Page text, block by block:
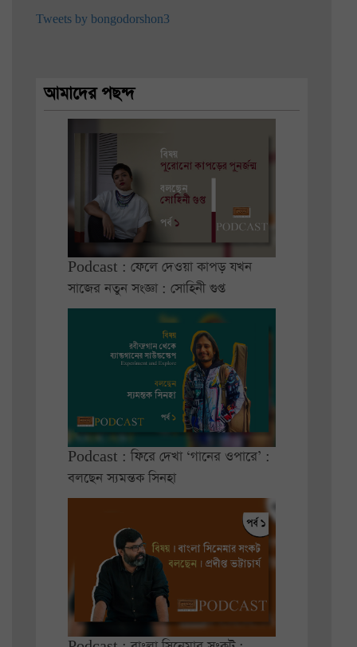
Tweets by bongodorshon3
আমাদের পছন্দ
Podcast : ফেলে দেওয়া কাপড় যখন
সাজের নতুন সংজ্ঞা : সোহিনী গুপ্ত
Podcast : ফিরে দেখা ‘গানের ওপারে’ :
বলছেন স্যমন্তক সিনহা